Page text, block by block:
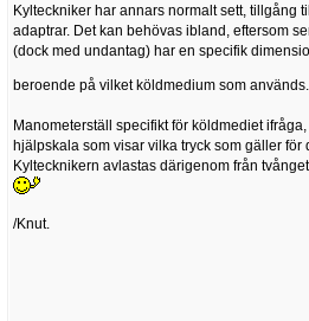
Kylteckniker har annars normalt sett, tillgång
adaptrar. Det kan behövas ibland, eftersom
(dock med undantag) har en specifik
beroende på vilket köldmedium som används.
Manometerställ specifikt för köldmediet
hjälpskala som visar vilka tryck som gäller för
Kyltecknikern avlastas därigenom från
/Knut.